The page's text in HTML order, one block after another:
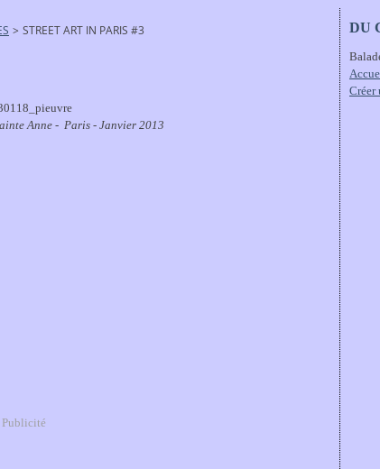
> STREET ART IN PARIS #3
Anne - Paris - Janvier 2013
Publicité
DU
Créer